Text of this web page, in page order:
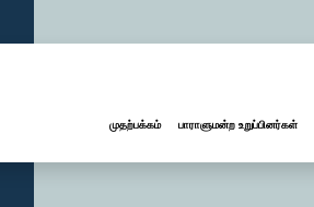
முதற்பக்கம் பாராளுமன்ற உறுப்பினர்கள்